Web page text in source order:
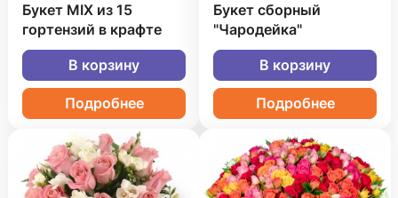
Букет MIX из 15
гортензий в крафте
В корзину
Подробнее
Букет сборный
"Чародейка"
В корзину
Подробнее